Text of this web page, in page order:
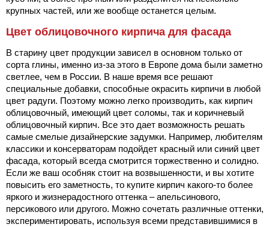
крупных частей, или же вообще останется целым.
Цвет облицовочного кирпича для фасада
В старину цвет продукции зависел в основном только от
сорта глины, именно из-за этого в Европе дома были заметно
светлее, чем в России. В наше время все решают
специальные добавки, способные окрасить кирпичи в любой
цвет радуги. Поэтому можно легко производить, как кирпич
облицовочный, имеющий цвет соломы, так и коричневый
облицовочный кирпич. Все это дает возможность решать
самые смелые дизайнерские задумки. Например, любителям
классики и консерваторам подойдет красный или синий цвет
фасада, который всегда смотрится торжественно и солидно.
Если же ваш особняк стоит на возвышенности, и вы хотите
повысить его заметность, то купите кирпич какого-то более
яркого и жизнерадостного оттенка – апельсинового,
персикового или другого. Можно сочетать различные оттенки,
экспериментировать, используя всеми представившимися в